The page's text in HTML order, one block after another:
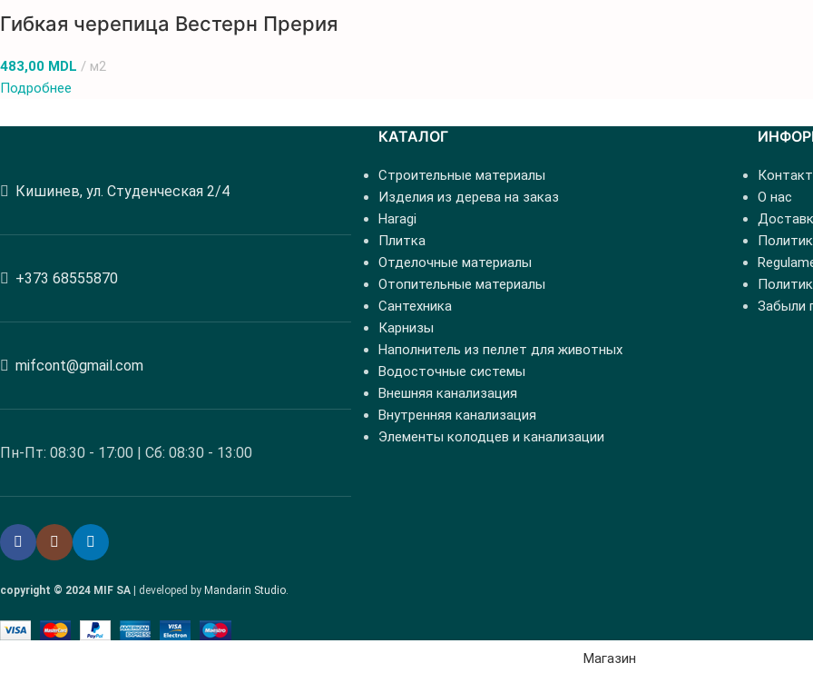
Гибкая черепица Вестерн Прерия
483,00 MDL
м2
Подробнее
Кишинев, ул. Студенческая 2/4
+373 68555870
mifcont@gmail.com
Пн-Пт: 08:30 - 17:00 | Сб: 08:30 - 13:00
КАТАЛОГ
Строительные материалы
Изделия из дерева на заказ
Haragi
Плитка
Отделочные материалы
Отопительные материалы
Сантехника
Карнизы
Наполнитель из пеллет для животных
Водосточные системы
Внешняя канализация
Внутренняя канализация
Элементы колодцев и канализации
О нас
Забыли
copyright © 2024 MIF SA | developed by Mandarin Studio.
Магазин